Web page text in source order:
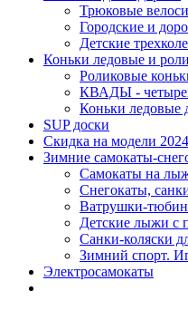
Трюковые
Городские и
Детские
Коньки ледовые и
Роликовые
КВАДЫ -
Коньки ледовые
SUP доски
Скидка на модели
Зимние самокаты-
Самокаты на
Снегокаты,
Ватрушки-
Детские лыжи с
Санки-коляски
Зимний спорт.
Электросамокаты